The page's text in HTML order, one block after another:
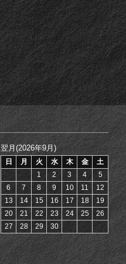
翌月(2026年9月)
日 月 火 水 木 金
土
1
2 3 4
5
6
7 8 9 10 11
12
13
14 15 16 17 18
19
20
21 22 23 24 25
26
27
28 29 30